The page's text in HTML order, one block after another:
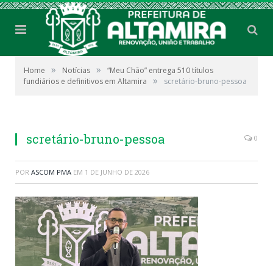
Home » Notícias »
“Meu Chão” entrega 510 títulos
fundiários e definitivos em Altamira
» scretário-bruno-pessoa
scretário-bruno-pessoa 0
POR ASCOM PMA EM 1 DE JUNHO DE 2026